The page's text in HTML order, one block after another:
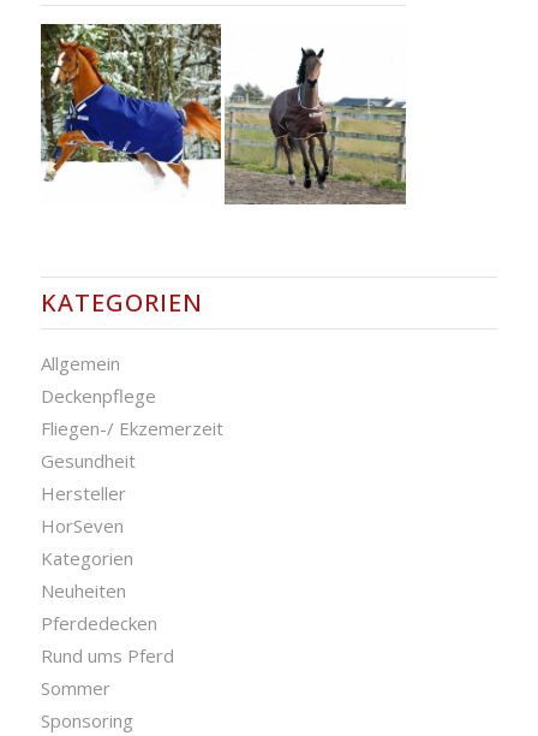
KATEGORIEN
Allgemein
Deckenpflege
Fliegen-/ Ekzemerzeit
Gesundheit
Hersteller
HorSeven
Kategorien
Neuheiten
Pferdedecken
Rund ums Pferd
Sommer
Sponsoring